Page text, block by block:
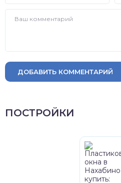
ДОБАВИТЬ КОММЕНТАРИЙ
ПОСТРОЙКИ